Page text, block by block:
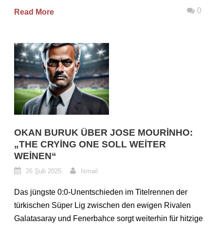
Read More 0
OKAN BURUK ÜBER JOSE MOURINHO:
„THE CRYING ONE SOLL WEITER
WEINEN“
26 Şub 2025 Ismail
Das jüngste 0:0-Unentschieden im Titelrennen der
türkischen Süper Lig zwischen den ewigen Rivalen
Galatasaray und Fenerbahce sorgt weiterhin für hitzige